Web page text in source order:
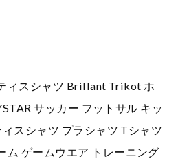
ィスシャツ Brillant Trikot ホ
サッカー フットサル キッ
スシャツ プラシャツ Tシャツ
ム ゲームウエア トレーニング